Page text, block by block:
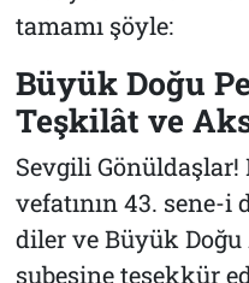
tamamı şöyle:
Büyük Doğu
Teşkilât ve
Sevgili Gönüldaşlar!
vefatının 43. sene-
diler ve Büyük Doğu
şubesine teşekkür